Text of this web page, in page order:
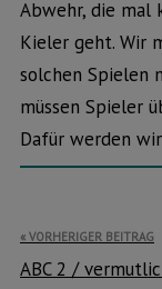
Abwehr, die mal
Kieler geht. Wir
solchen Spielen
müssen Spieler
Dafür werden
VORHERIGER BEITRAG
ABC 2 /